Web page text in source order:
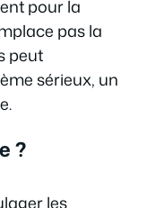
pour la
pas la
peut
sérieux, un
?
les